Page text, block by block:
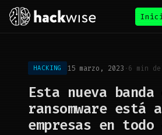
HACKING 15 marzo, 2023 ·6 min
Esta nueva banda
ransomware está
empresas en todo